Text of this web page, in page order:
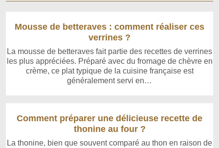
Mousse de betteraves : comment réaliser ces
verrines ?
La mousse de betteraves fait partie des recettes de verrines
les plus appréciées. Préparé avec du fromage de chèvre en
crème, ce plat typique de la cuisine française est
généralement servi en…
Comment préparer une délicieuse recette de
thonine au four ?
La thonine, bien que souvent comparé au thon en raison de